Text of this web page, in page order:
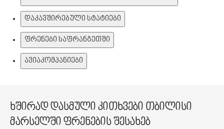
დაკავშირებული სტატიები
ფრენები საფრანგეთში
ავიაკომპანიები
ხშირად დასმული კითხვები თბილისი
მარსელში ფრენების შესახებ